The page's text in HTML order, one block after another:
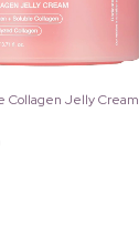
Collagen Jelly Cream